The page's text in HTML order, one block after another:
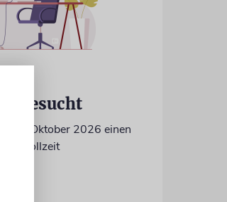
gesucht
15. Oktober 2026 einen
in Vollzeit